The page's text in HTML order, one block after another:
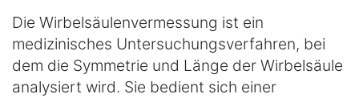
Die Wirbelsäulenvermessung ist ein
medizinisches Untersuchungsverfahren, bei
dem die Symmetrie und Länge der Wirbelsäule
analysiert wird. Sie bedient sich einer